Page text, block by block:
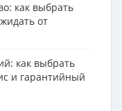
как выбрать
от
как выбрать
и гарантийный